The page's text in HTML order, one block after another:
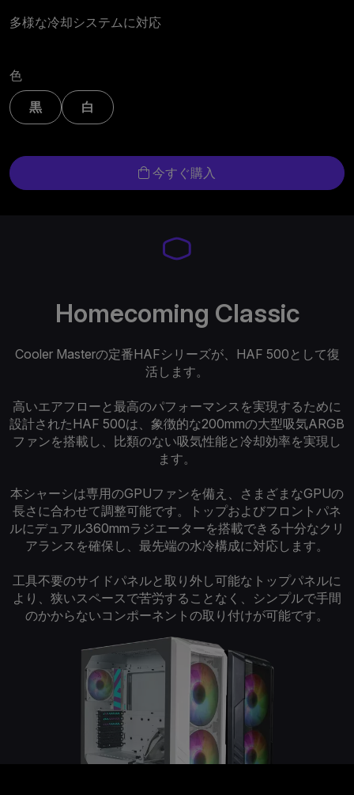
多様な冷却システムに対応
色
黒
白
今すぐ購入
Homecoming Classic
Cooler Masterの定番HAFシリーズが、HAF 500として復
活します。
高いエアフローと最高のパフォーマンスを実現するために
設計されたHAF 500は、象徴的な200mmの大型吸気ARGB
ファンを搭載し、比類のない吸気性能と冷却効率を実現し
ます。
本シャーシは専用のGPUファンを備え、さまざまなGPUの
長さに合わせて調整可能です。トップおよびフロントパネ
ルにデュアル360mmラジエーターを搭載できる十分なクリ
アランスを確保し、最先端の水冷構成に対応します。
工具不要のサイドパネルと取り外し可能なトップパネルに
より、狭いスペースで苦労することなく、シンプルで手間
のかからないコンポーネントの取り付けが可能です。